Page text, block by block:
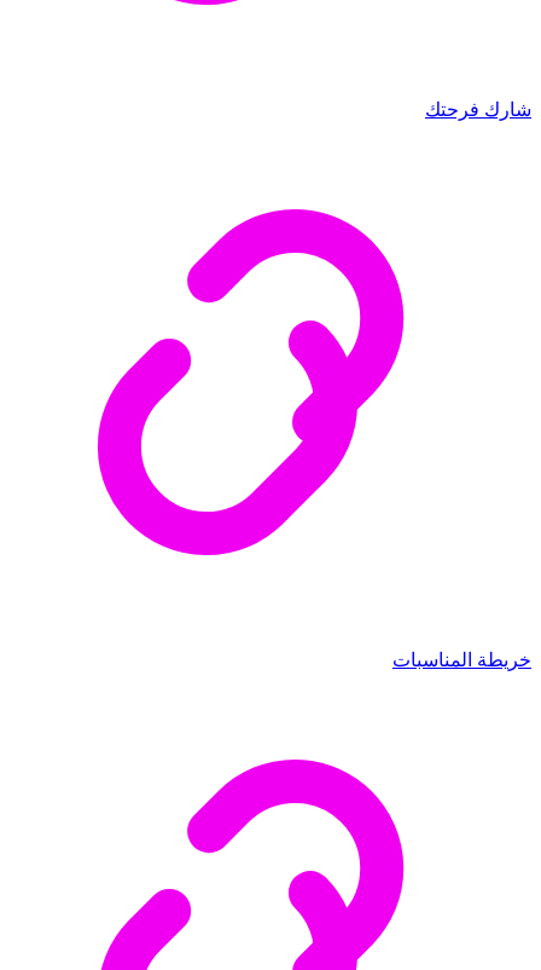
شارك فرحتك
خريطة المناسبات